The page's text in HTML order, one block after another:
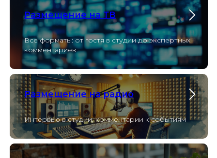
Размещение на ТВ
Все форматы: от гостя в студии до экспертных
комментариев
Размещение на радио
Интервью в студии, комментарии к событиям